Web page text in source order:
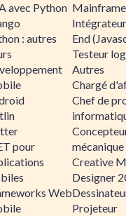
avec Python
: autres
pour
Web
End
Testeur
Autres
Chargé
Chef de
mécanique
Creative
Designer
Projeteur